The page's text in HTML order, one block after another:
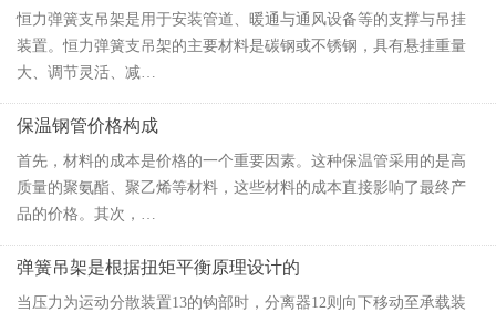
恒力弹簧支吊架是用于安装管道、暖通与通风设备等的支撑与吊挂
装置。恒力弹簧支吊架的主要材料是碳钢或不锈钢，具有悬挂重量
大、调节灵活、减…
保温钢管价格构成
首先，材料的成本是价格的一个重要因素。这种保温管采用的是高
质量的聚氨酯、聚乙烯等材料，这些材料的成本直接影响了最终产
品的价格。其次，…
弹簧吊架是根据扭矩平衡原理设计的
当压力为运动分散装置13的钩部时，分离器12则向下移动至承载装